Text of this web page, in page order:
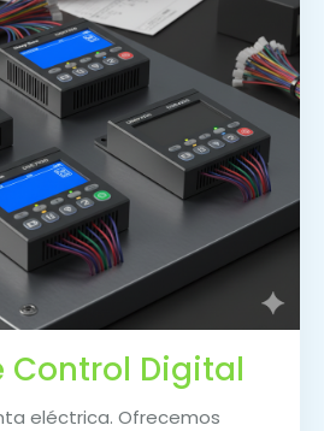
Control Digital
eléctrica. Ofrecemos